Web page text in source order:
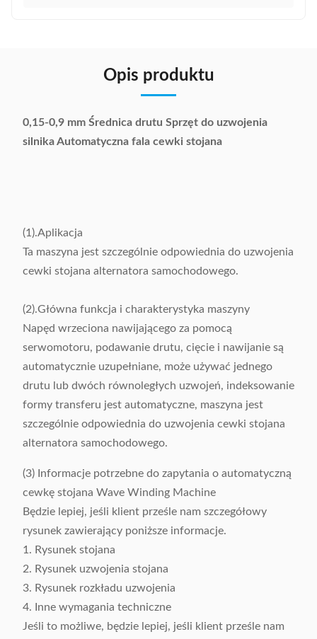
Opis produktu
0,15-0,9 mm Średnica drutu Sprzęt do uzwojenia
silnika Automatyczna fala cewki stojana
(1).Aplikacja
Ta maszyna jest szczególnie odpowiednia do uzwojenia
cewki stojana alternatora samochodowego.
(2).Główna funkcja i charakterystyka maszyny
Napęd wrzeciona nawijającego za pomocą
serwomotoru, podawanie drutu, cięcie i nawijanie są
automatycznie uzupełniane, może używać jednego
drutu lub dwóch równoległych uzwojeń, indeksowanie
formy transferu jest automatyczne, maszyna jest
szczególnie odpowiednia do uzwojenia cewki stojana
alternatora samochodowego.
(3) Informacje potrzebne do zapytania o automatyczną
cewkę stojana Wave Winding Machine
Będzie lepiej, jeśli klient prześle nam szczegółowy
rysunek zawierający poniższe informacje.
1. Rysunek stojana
2. Rysunek uzwojenia stojana
3. Rysunek rozkładu uzwojenia
4. Inne wymagania techniczne
Jeśli to możliwe, będzie lepiej, jeśli klient prześle nam